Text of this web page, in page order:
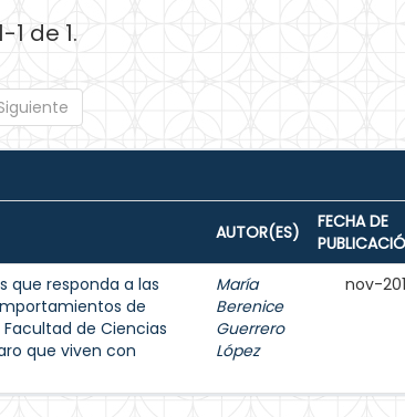
1 de 1.
AUTOR(ES)
FECHA DE
que responda a las
de
de Ciencias
que viven con
María
Berenice
Guerrero
López
nov-